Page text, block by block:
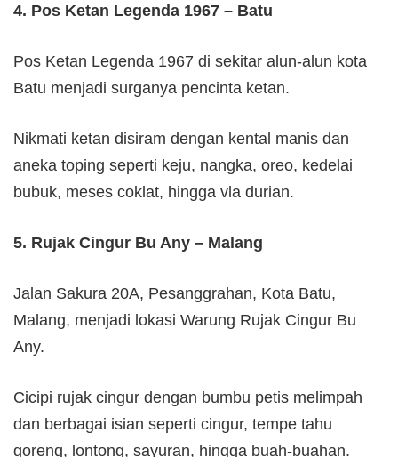
4. Pos Ketan Legenda 1967 – Batu
Pos Ketan Legenda 1967 di sekitar alun-alun kota
Batu menjadi surganya pencinta ketan.
Nikmati ketan disiram dengan kental manis dan
aneka toping seperti keju, nangka, oreo, kedelai
bubuk, meses coklat, hingga vla durian.
5. Rujak Cingur Bu Any – Malang
Jalan Sakura 20A, Pesanggrahan, Kota Batu,
Malang, menjadi lokasi Warung Rujak Cingur Bu
Any.
Cicipi rujak cingur dengan bumbu petis melimpah
dan berbagai isian seperti cingur, tempe tahu
goreng, lontong, sayuran, hingga buah-buahan.